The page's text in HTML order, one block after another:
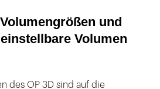
und
Volumen
des OP 3D sind auf die